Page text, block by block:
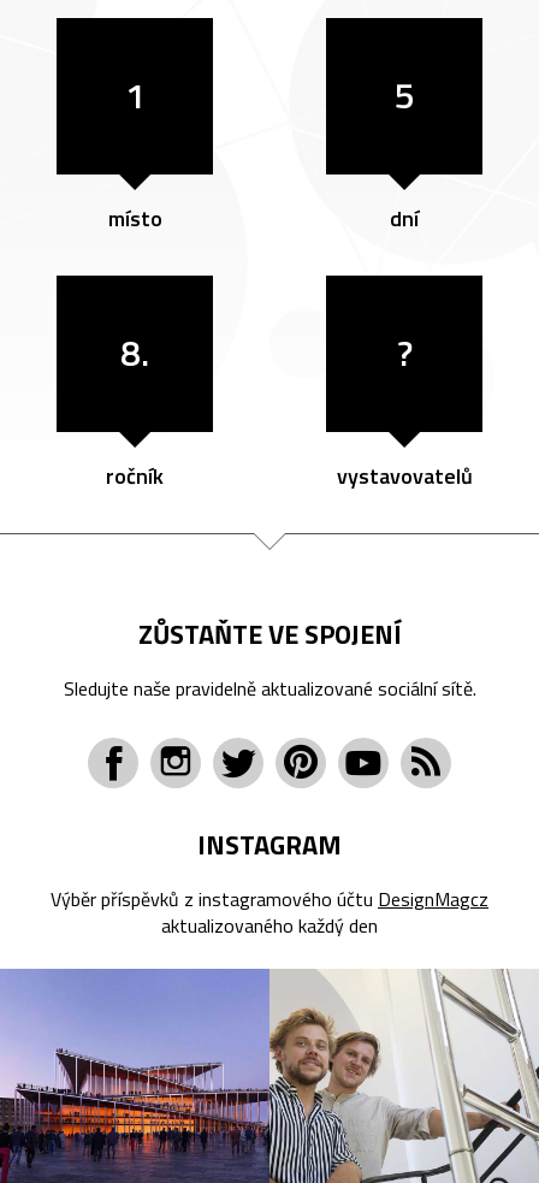
1
místo
5
dní
8.
ročník
?
vystavovatelů
ZŮSTAŇTE VE SPOJENÍ
Sledujte naše pravidelně aktualizované sociální sítě.
INSTAGRAM
Výběr příspěvků z instagramového účtu DesignMagcz
aktualizovaného každý den